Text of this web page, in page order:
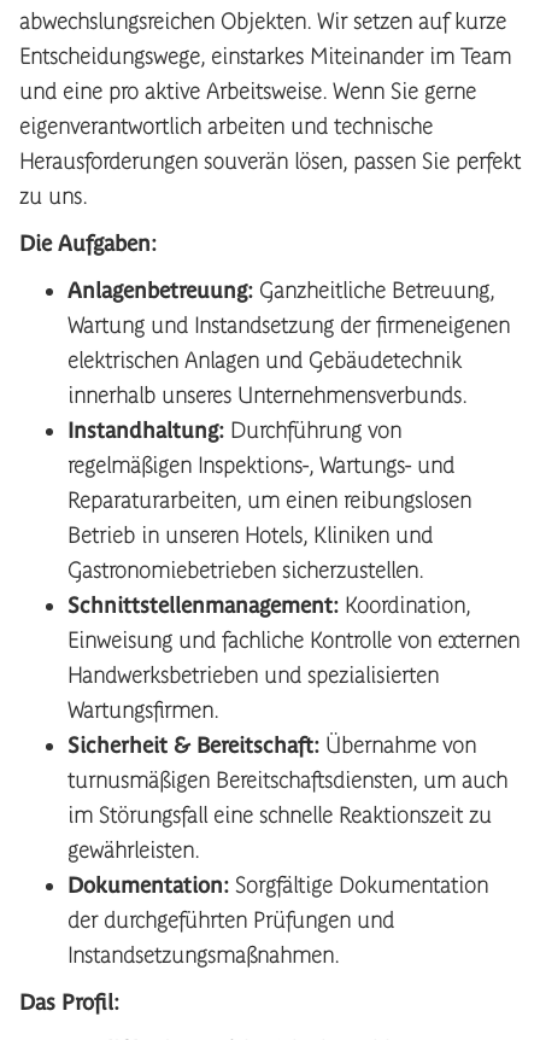
abwechslungsreichen Objekten. Wir setzen auf kurze
Entscheidungswege, einstarkes Miteinander im Team
und eine pro aktive Arbeitsweise. Wenn Sie gerne
eigenverantwortlich arbeiten und technische
Herausforderungen souverän lösen, passen Sie perfekt
zu uns.
Die Aufgaben:
Anlagenbetreuung: Ganzheitliche Betreuung,
Wartung und Instandsetzung der firmeneigenen
elektrischen Anlagen und Gebäudetechnik
innerhalb unseres Unternehmensverbunds.
Instandhaltung: Durchführung von
regelmäßigen Inspektions-, Wartungs- und
Reparaturarbeiten, um einen reibungslosen
Betrieb in unseren Hotels, Kliniken und
Gastronomiebetrieben sicherzustellen.
Schnittstellenmanagement: Koordination,
Einweisung und fachliche Kontrolle von externen
Handwerksbetrieben und spezialisierten
Wartungsfirmen.
Sicherheit & Bereitschaft: Übernahme von
turnusmäßigen Bereitschaftsdiensten, um auch
im Störungsfall eine schnelle Reaktionszeit zu
gewährleisten.
Dokumentation: Sorgfältige Dokumentation
der durchgeführten Prüfungen und
Instandsetzungsmaßnahmen.
Das Profil: